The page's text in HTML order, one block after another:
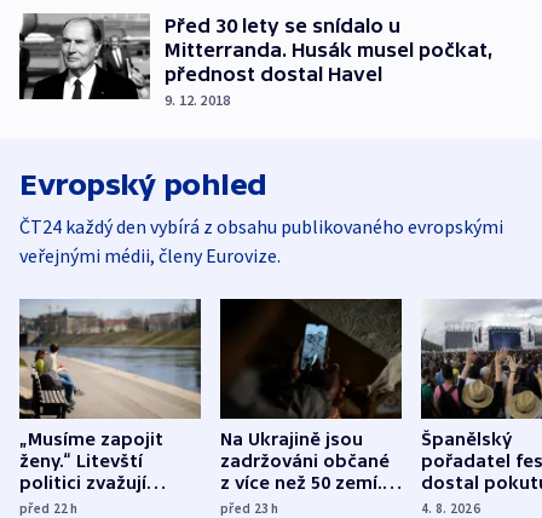
Před 30 lety se snídalo u
Mitterranda. Husák musel počkat,
přednost dostal Havel
9. 12. 2018
Evropský pohled
ČT24 každý den vybírá z obsahu publikovaného evropskými
veřejnými médii, členy Eurovize.
„Musíme zapojit
ženy.“ Litevští
politici zvažují
dohodu o
před 22h
Na Ukrajině jsou
zadržováni občané
z více než 50 zemí.
Bojovali na straně
před 23h
Španělský
pořadatel
dostal
nekalé
4. 8. 2026